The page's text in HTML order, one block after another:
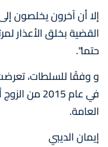
إلا أن آخرون يخلصون
القضية بخلق الأعذار
حتما".
و وفقًا للسلطات،
في عام 2015
العامة.
إيمان الديبي